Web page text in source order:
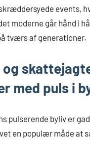
events,
moderne går hånd i
tværs af generationer.
og
med puls i
pulserende byliv er
en populær måde at